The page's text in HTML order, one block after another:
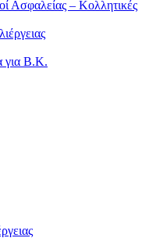
Ασφαλείας – Κολλητικές
για Β.Κ.